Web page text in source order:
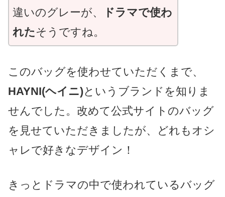
違いのグレーが、
ドラマで使わ
れた そうですね。
このバッグを使わせていただくまで、
HAYNI(ヘイニ)というブランドを知りま
せんでした。改めて公式サイトのバッグ
を見せていただきましたが、どれもオシ
ャレで好きなデザイン！
きっとドラマの中で使われているバッグ